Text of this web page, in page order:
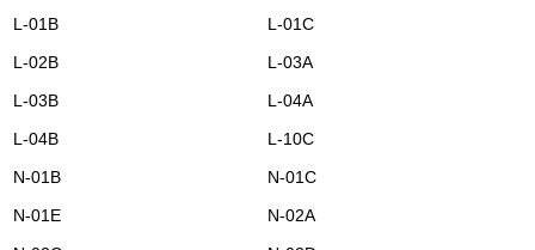
L-01B
L-01C
L-02B
L-03A
L-03B
L-04A
L-04B
L-10C
N-01B
N-01C
N-01E
N-02A